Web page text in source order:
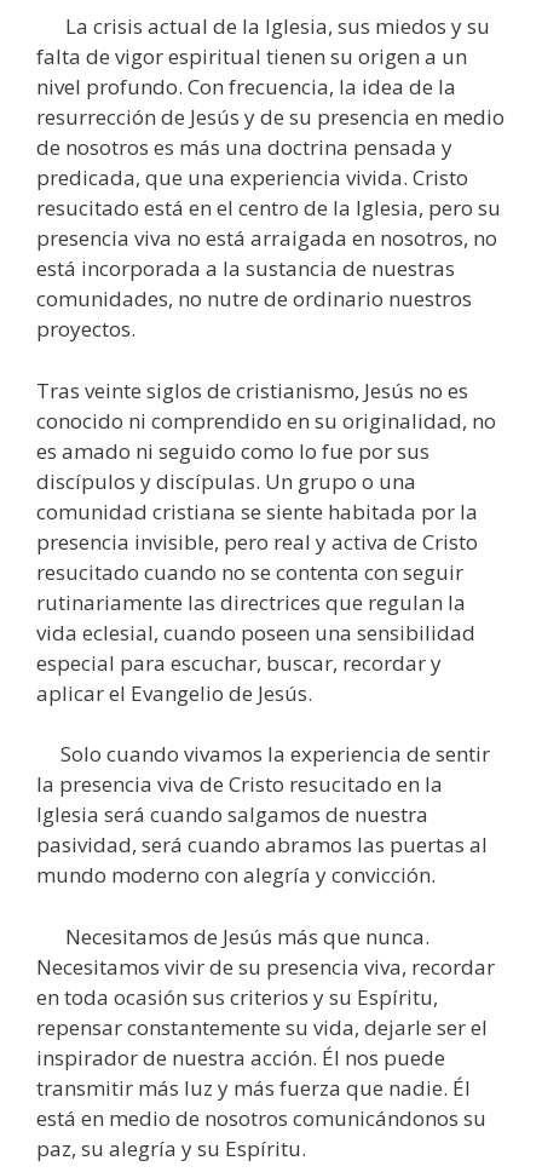
La crisis actual de la Iglesia, sus miedos y su
falta de vigor espiritual tienen su origen a un
nivel profundo. Con frecuencia, la idea de la
resurrección de Jesús y de su presencia en medio
de nosotros es más una doctrina pensada y
predicada, que una experiencia vivida. Cristo
resucitado está en el centro de la Iglesia, pero su
presencia viva no está arraigada en nosotros, no
está incorporada a la sustancia de nuestras
comunidades, no nutre de ordinario nuestros
proyectos.
Tras veinte siglos de cristianismo, Jesús no es
conocido ni comprendido en su originalidad, no
es amado ni seguido como lo fue por sus
discípulos y discípulas. Un grupo o una
comunidad cristiana se siente habitada por la
presencia invisible, pero real y activa de Cristo
resucitado cuando no se contenta con seguir
rutinariamente las directrices que regulan la
vida eclesial, cuando poseen una sensibilidad
especial para escuchar, buscar, recordar y
aplicar el Evangelio de Jesús.
Solo cuando vivamos la experiencia de sentir
la presencia viva de Cristo resucitado en la
Iglesia será cuando salgamos de nuestra
pasividad, será cuando abramos las puertas al
mundo moderno con alegría y convicción.
Necesitamos de Jesús más que nunca.
Necesitamos vivir de su presencia viva, recordar
en toda ocasión sus criterios y su Espíritu,
repensar constantemente su vida, dejarle ser el
inspirador de nuestra acción. Él nos puede
transmitir más luz y más fuerza que nadie. Él
está en medio de nosotros comunicándonos su
paz, su alegría y su Espíritu.